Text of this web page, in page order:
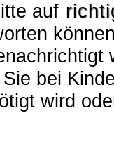
auf
bei
wird